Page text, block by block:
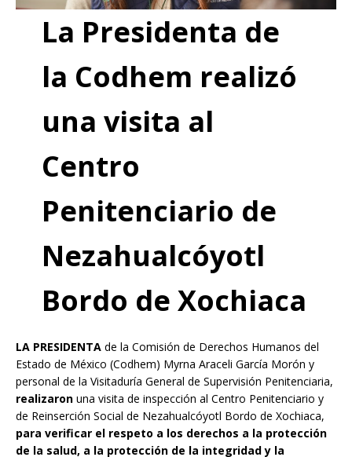
La Presidenta de
la Codhem realizó
una visita al
Centro
Penitenciario de
Nezahualcóyotl
Bordo de Xochiaca
LA PRESIDENTA de la Comisión de Derechos Humanos del
Estado de México (Codhem) Myrna Araceli García Morón y
personal de la Visitaduría General de Supervisión Penitenciaria,
realizaron una visita de inspección al Centro Penitenciario y
de Reinserción Social de Nezahualcóyotl Bordo de Xochiaca,
para verificar el respeto a los derechos a la protección
de la salud, a la protección de la integridad y la